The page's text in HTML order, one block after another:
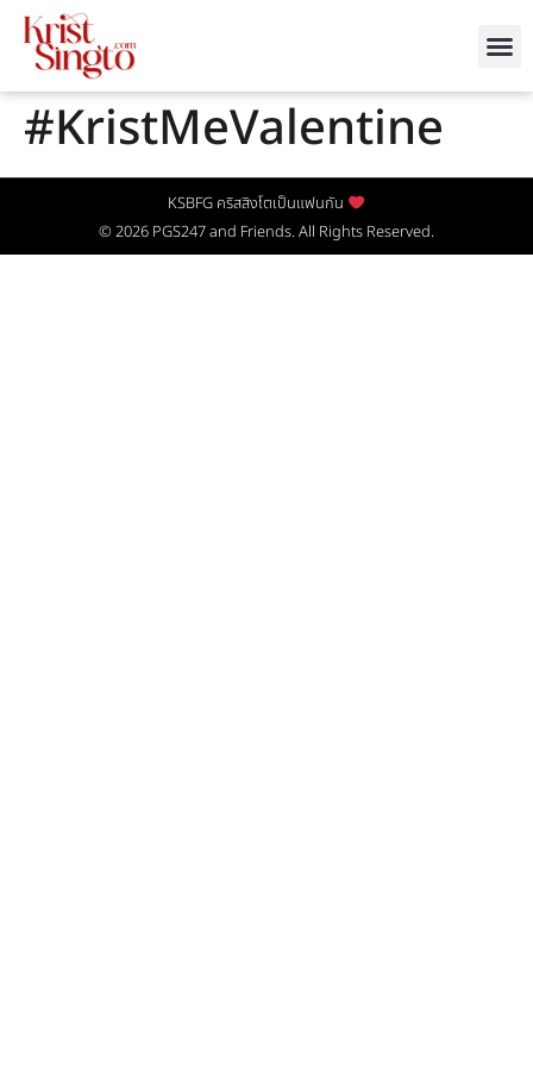
#KristMeValentine
KSBFG คริสสิงโตเป็นแฟนกัน
© 2026 PGS247and Friends. All Rights Reserved.